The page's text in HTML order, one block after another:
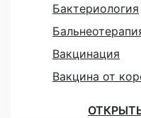
Бактериология
Вакцинация
Вакцина от